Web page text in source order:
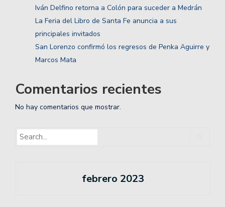
Iván Delfino retorna a Colón para suceder a Medrán
La Feria del Libro de Santa Fe anuncia a sus
principales invitados
San Lorenzo confirmó los regresos de Penka Aguirre y
Marcos Mata
Comentarios recientes
No hay comentarios que mostrar.
febrero 2023